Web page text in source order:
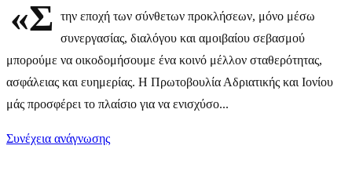
«Σ
την εποχή των σύνθετων προκλήσεων, μόνο μέσω
συνεργασίας, διαλόγου και αμοιβαίου σεβασμού
μπορούμε να οικοδομήσουμε ένα κοινό μέλλον σταθερότητας,
ασφάλειας και ευημερίας. Η Πρωτοβουλία Αδριατικής και Ιονίου
μάς προσφέρει το πλαίσιο για να ενισχύσο...
Συνέχεια ανάγνωσης